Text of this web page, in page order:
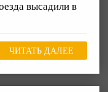
высадили в
ЧИТАТЬ ДАЛЕЕ